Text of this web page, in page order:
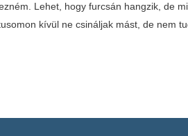
Lehet, hogy furcsán hangzik, de
kívül ne csináljak mást, de nem